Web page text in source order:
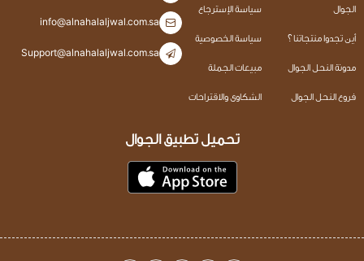
الجوال
أين تجدوا منتجاتنا ؟
مدونة النحل الجوال
فروع النحل الجوال
سياسة الإسترجاع
سياسة الخصوصية
مبيعات الجملة
الشكاوى والاقتراحات
info@alnahalaljwal.com.sa
Support@alnahalaljwal.com.sa
تحميل تطبيق الجوال